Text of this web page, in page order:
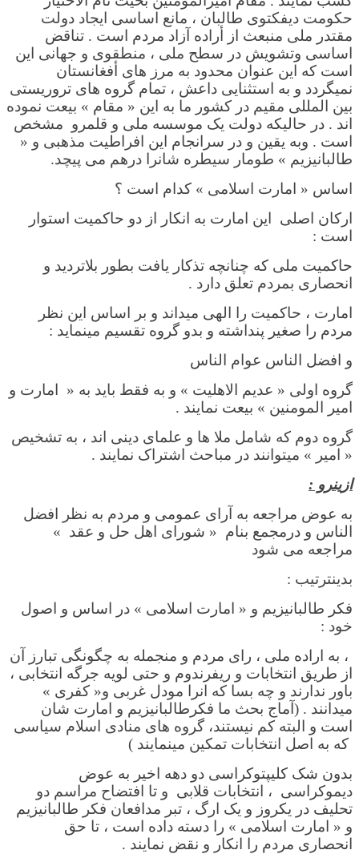
حکومت دیفکتوی طالبان ، مانع اساسی ایجاد دولت
مقتدر ملی منبعث از أراده آزاد مردم است . تناقض
اساسی وتشویش در سطح ملی ، منطقوی و جهانی این
است که این عنوان محدود به مرز های أفغانستان
نمیگردد و به استثنایی داعش ، تمام گروه های تروریستی
بین المللی مقیم در کشور ما به این « مقام » بیعت نموده
اند . در حالیکه دولت یک موسسه ملی و قلمرو مشخص
است . وبه یقین و در سرانجام این افراطیت مذهبی و «
طالبانیزیم » طومار سیطره شانرا درهم می پیچد.
اساس « امارت اسلامی » کدام است ؟
ارکان اصلی این امارت به انکار از دو حاکمیت استوار
است :
حاکمیت ملی که چنانچه تذکار یافت بطور بلاتردید و
انحصاری بمردم تعلق دارد .
امارت ، حاکمیت را الهی میداند و بر اساس این نظر
مردم را صغیر پنداشته و بدو گروه تقسیم مینماید :
و افضل الناس عوام الناس
گروه اولی « عدیم الاهلیت » و به فقط باید به « امارت و
امیر المومنین » بیعت نمایند .
گروه دوم که شامل ملا ها و علمای دینی اند ، به تشخیص
« امیر » میتوانند در مباحث اشتراک نمایند .
ازینرو :
به عوض مراجعه به آرای عمومی و مردم به نظر افضل
الناس و درمجمع بنام « شورای اهل حل و عقد »
مراجعه می شود
بدینترتیب :
فکر طالبانیزیم و « امارت اسلامی » در اساس و اصول
خود :
، به اراده ملی ، رای مردم و منجمله به چگونگی تبارز آن
از طریق انتخابات و ریفرندوم و حتی لویه جرگه انتخابی ،
باور ندارند و چه بسا که انرا مودل غربی و« کفری »
میدانند . (آماج بحث ما فکرطالبانیزیم و امارت شان
است و البته کم نیستند، گروه های منادی اسلام سیاسی
که به اصل انتخابات تمکین مینمایند )
بدون شک کلیپتوکراسی دو دهه اخیر به عوض
دیموکراسی ، انتخابات قلابی و تا افتضاح مراسم دو
تحلیف در یکروز و یک ارگ ، تبر مدافعان فکر طالبانیزیم
و « امارت اسلامی » را دسته داده است ، تا حق
انحصاری مردم را انکار و نقض نمایند .